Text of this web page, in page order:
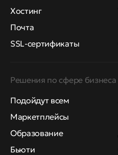
Хостинг
Почта
SSL-сертификаты
Решения по сфере бизнеса
Подойдут всем
Маркетплейсы
Образование
Бьюти